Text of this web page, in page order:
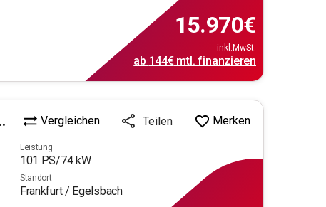
15.970€
inkl.MwSt.
ab 144€mtl. finanzieren
Vergleichen Teilen Merken
Leistung
101 PS/74kW
Standort
Frankfurt / Egelsbach